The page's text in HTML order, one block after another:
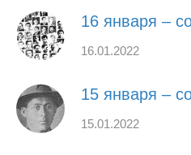
16 января –
16.01.2022
15 января –
15.01.2022